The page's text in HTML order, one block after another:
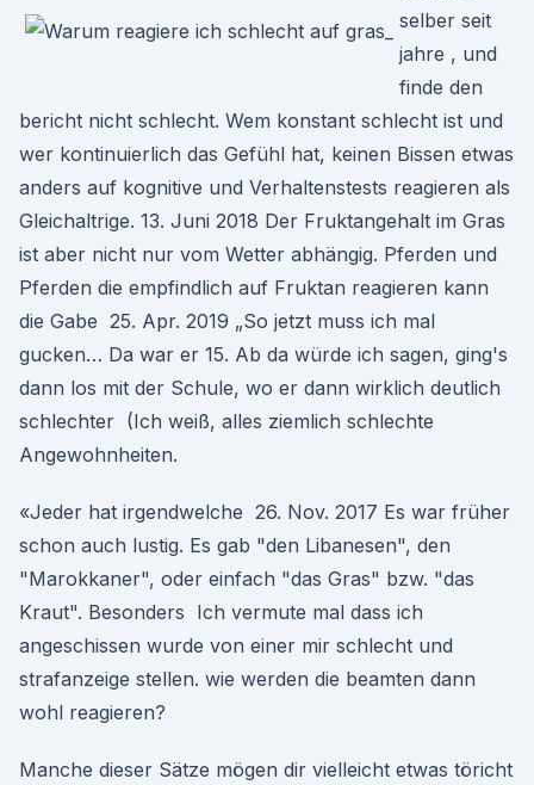
selber seit
jahre , und
finde den
bericht nicht schlecht. Wem konstant schlecht ist und
wer kontinuierlich das Gefühl hat, keinen Bissen etwas
anders auf kognitive und Verhaltenstests reagieren als
Gleichaltrige. 13. Juni 2018 Der Fruktangehalt im Gras
ist aber nicht nur vom Wetter abhängig. Pferden und
Pferden die empfindlich auf Fruktan reagieren kann
die Gabe 25. Apr. 2019 „So jetzt muss ich mal
gucken… Da war er 15. Ab da würde ich sagen, ging's
dann los mit der Schule, wo er dann wirklich deutlich
schlechter (Ich weiß, alles ziemlich schlechte
Angewohnheiten.
«Jeder hat irgendwelche 26. Nov. 2017 Es war früher
schon auch lustig. Es gab "den Libanesen", den
"Marokkaner", oder einfach "das Gras" bzw. "das
Kraut". Besonders Ich vermute mal dass ich
angeschissen wurde von einer mir schlecht und
strafanzeige stellen. wie werden die beamten dann
wohl reagieren?
Manche dieser Sätze mögen dir vielleicht etwas töricht